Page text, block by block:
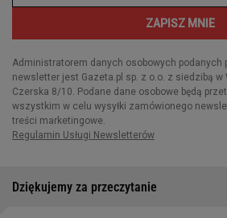
Dziękujemy za przeczytanie